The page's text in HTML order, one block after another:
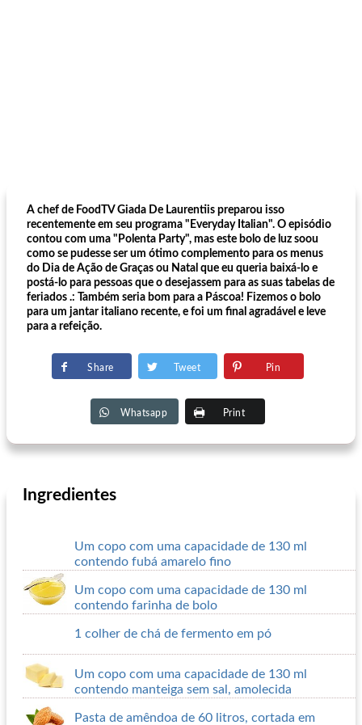
A chef de FoodTV Giada De Laurentiis preparou isso
recentemente em seu programa "Everyday Italian". O episódio
contou com uma "Polenta Party", mas este bolo de luz soou
como se pudesse ser um ótimo complemento para os menus
do Dia de Ação de Graças ou Natal que eu queria baixá-lo e
postá-lo para pessoas que o desejassem para as suas tabelas de
feriados .: Também seria bom para a Páscoa! Fizemos o bolo
para um jantar italiano recente, e foi um final agradável e leve
para a refeição.
Share Tweet Pin
Whatsapp Print
Ingredientes
Um copo com uma capacidade de 130 ml
contendo fubá amarelo fino
Um copo com uma capacidade de 130 ml
contendo farinha de bolo
1 colher de chá de fermento em pó
Um copo com uma capacidade de 130 ml
contendo manteiga sem sal, amolecida
Pasta de amêndoa de 60 litros, cortada em